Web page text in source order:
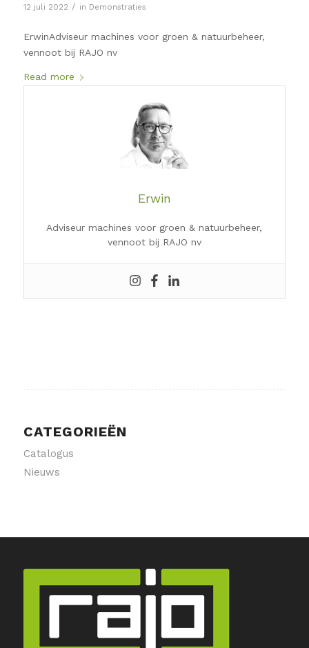
12 juli 2022 / in Demonstraties
ErwinAdviseur machines voor groen & natuurbeheer,
vennoot bij RAJO nv
Read more
Erwin
Adviseur machines voor groen & natuurbeheer,
vennoot bij RAJO nv
CATEGORIEËN
Catalogus
Nieuws